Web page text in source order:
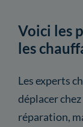
Voici les
les
Les experts
déplacer
réparation,